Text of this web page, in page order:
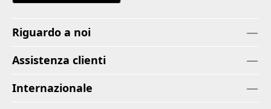
Riguardo a noi
Assistenza clienti
Internazionale